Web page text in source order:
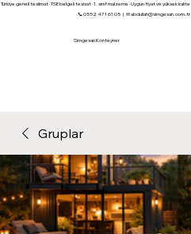
Simgesan Konteyner
Türkiye geneli teslimat · TSE belgeli tesisat · 1. sınıf malzeme · Uygun fiyat ve yüksek kalite
📞 0552 471 61 05 |✉ abdullah@simgesan.com.tr
Gruplar